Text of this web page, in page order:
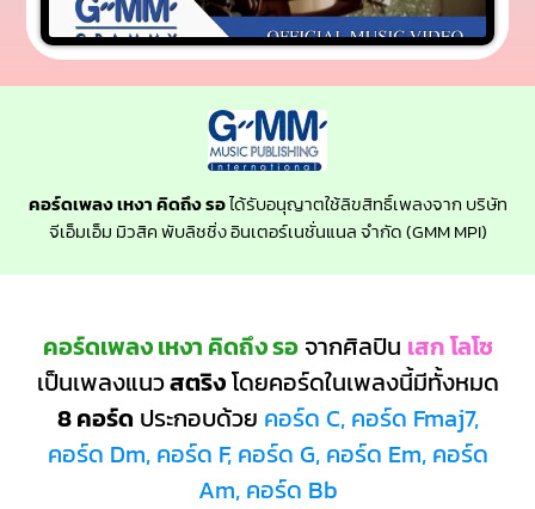
คอร์ดเพลง เหงา คิดถึง รอได้รับอนุญาตใช้ลิขสิทธิ์เพลงจาก บริษัท
จีเอ็มเอ็ม มิวสิค พับลิชชิ่ง อินเตอร์เนชั่นแนล จำกัด (GMM MPI)
คอร์ดเพลง เหงา คิดถึง รอจากศิลปิน เสก โลโซ
เป็นเพลงแนวสตริงโดยคอร์ดในเพลงนี้มีทั้งหมด
8 คอร์ด ประกอบด้วย คอร์ด C, คอร์ด Fmaj7,
คอร์ด Dm, คอร์ด F, คอร์ด G, คอร์ด Em, คอร์ด
Am, คอร์ด Bb